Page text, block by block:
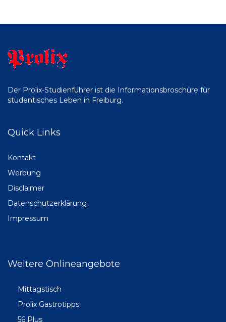
Der Prolix-Studienführer ist die Informationsbroschüre für
studentisches Leben in Freiburg.
Quick Links
Kontakt
Werbung
Disclaimer
Datenschutzerklärung
Impressum
Weitere Onlineangebote
Mittagstisch
Prolix Gastrotipps
56 Plus